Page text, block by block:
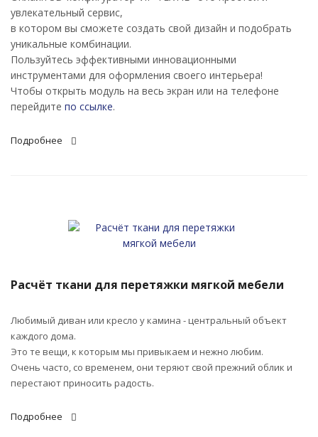
увлекательный сервис,
в котором вы сможете создать свой дизайн и подобрать
уникальные комбинации.
Пользуйтесь эффективными инновационными
инструментами для оформления своего интерьера!
Чтобы открыть модуль на весь экран или на телефоне
перейдите по ссылке.
Подробнее
Расчёт ткани для перетяжки мягкой мебели
Любимый диван или кресло у камина - центральный объект
каждого дома.
Это те вещи, к которым мы привыкаем и нежно любим.
Очень часто, со временем, они теряют свой прежний облик и
перестают приносить радость.
Подробнее